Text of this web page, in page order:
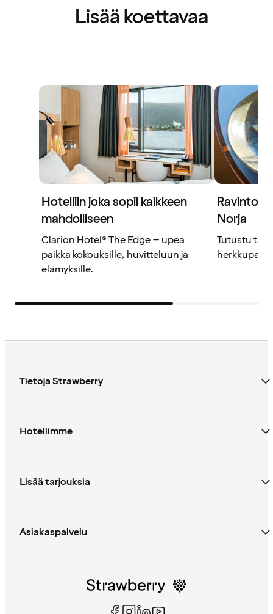
Lisää koettavaa
Hotelliin joka sopii kaikkeen
mahdolliseen
Clarion Hotel® The Edge – upea
paikka kokouksille, huvitteluun ja
elämyksille.
Norja
Tutustu
Tietoja Strawberry
Hotellimme
Lisää tarjouksia
Asiakaspalvelu